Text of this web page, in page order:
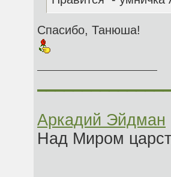
Спасибо, Танюша!
Аркадий Эйдман
Над Миром